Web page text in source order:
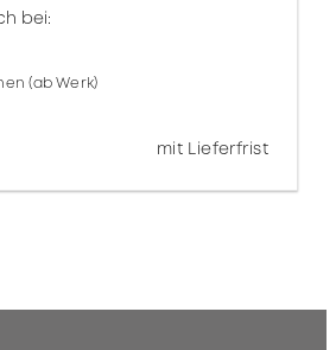
bei:
(ab Werk)
mit Lieferfrist